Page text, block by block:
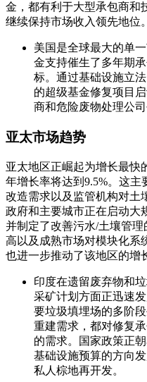
金，都有利于大型承包商和
继续保持市场收入领先地位。
美国是全球最大的单
金支持催生了多年期
标。通过基础设施立
的超级基金修复项目
商和危险废物处理公
亚太市场趋势
亚太地区正崛起为增长最快
年增长率将达到9.5%。这
改造需求以及监管机构对土
政府和主要城市正在启动大
并制定了改善污水/土壤管
高以及成熟市场对模块化系
也进一步推动了该地区的增
印度在遗留废弃物和
采矿计划方面正迅速
要垃圾填埋场的多阶
重建需求，都对修复
的需求。国家政策正
基础设施预算的方向
私人棕地再开发。